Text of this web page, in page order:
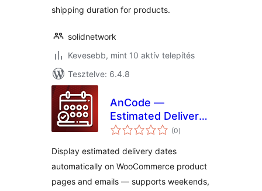
shipping duration for products.
solidnetwork
Kevesebb, mint 10 aktív telepítés
Tesztelve: 6.4.8
AnCode —
Estimated Delivery
Date for
(0értékelés
összesen
)
Display estimated delivery dates
automatically on WooCommerce product
pages and emails — supports weekends,